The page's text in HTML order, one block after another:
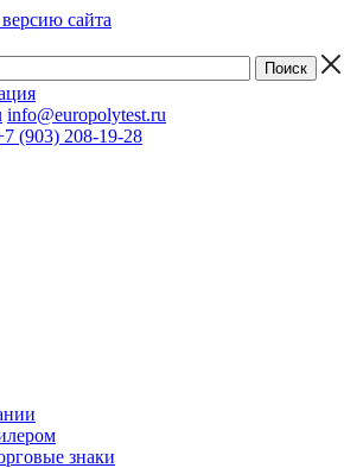
сайта
info@europolytest.ru
(903) 208-19-28
знаки